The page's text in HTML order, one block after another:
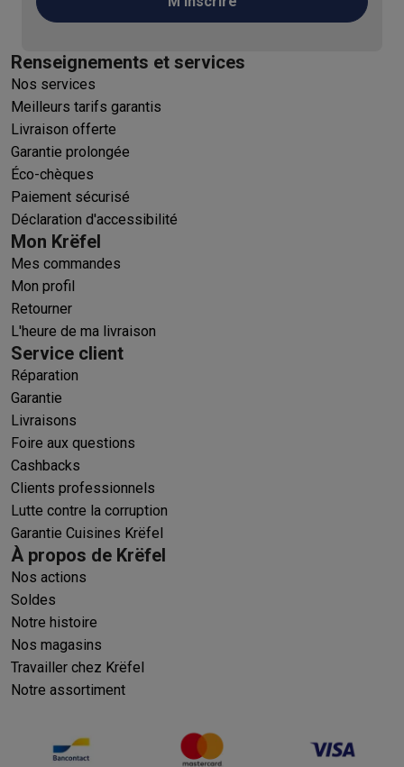
Renseignements et services
Nos services
Meilleurs tarifs garantis
Livraison offerte
Garantie prolongée
Éco-chèques
Paiement sécurisé
Déclaration d'accessibilité
Mon Krëfel
Mes commandes
Mon profil
Retourner
L'heure de ma livraison
Service client
Réparation
Garantie
Livraisons
Foire aux questions
Cashbacks
Clients professionnels
Lutte contre la corruption
Garantie Cuisines Krëfel
À propos de Krëfel
Nos actions
Soldes
Notre histoire
Nos magasins
Travailler chez Krëfel
Notre assortiment